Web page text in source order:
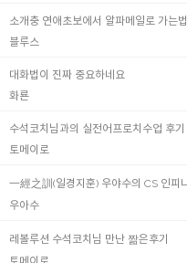
소개충 연애초보에서 알파메일로 가는법
블루스
대화법이 진짜 중요하네요
화룐
수석코치님과의 실전어프로치수업 후기
토메이로
우아수
레볼루션 수석코치님 만난 짦은후기